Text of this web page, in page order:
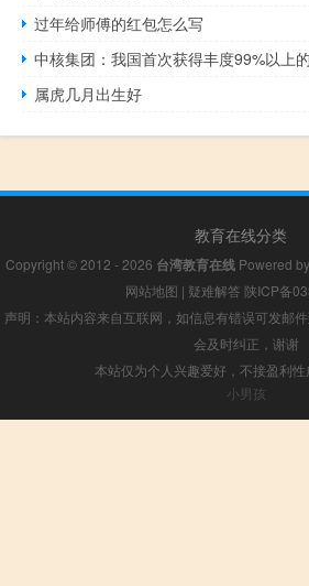
过年给师傅的红包怎么写
中核集团：我国首次获得丰度99%以上
属虎几月出生好
教育在线分类
Copyright © 2012 - 2026 台湾教育在线Powered by
网站地图 | 疑难解答 陕ICP备
声明：本站内容来自互联网，如信息有错误可发邮
会及时纠正，谢谢
本站仅为个人兴趣爱好，不接盈利
小男孩